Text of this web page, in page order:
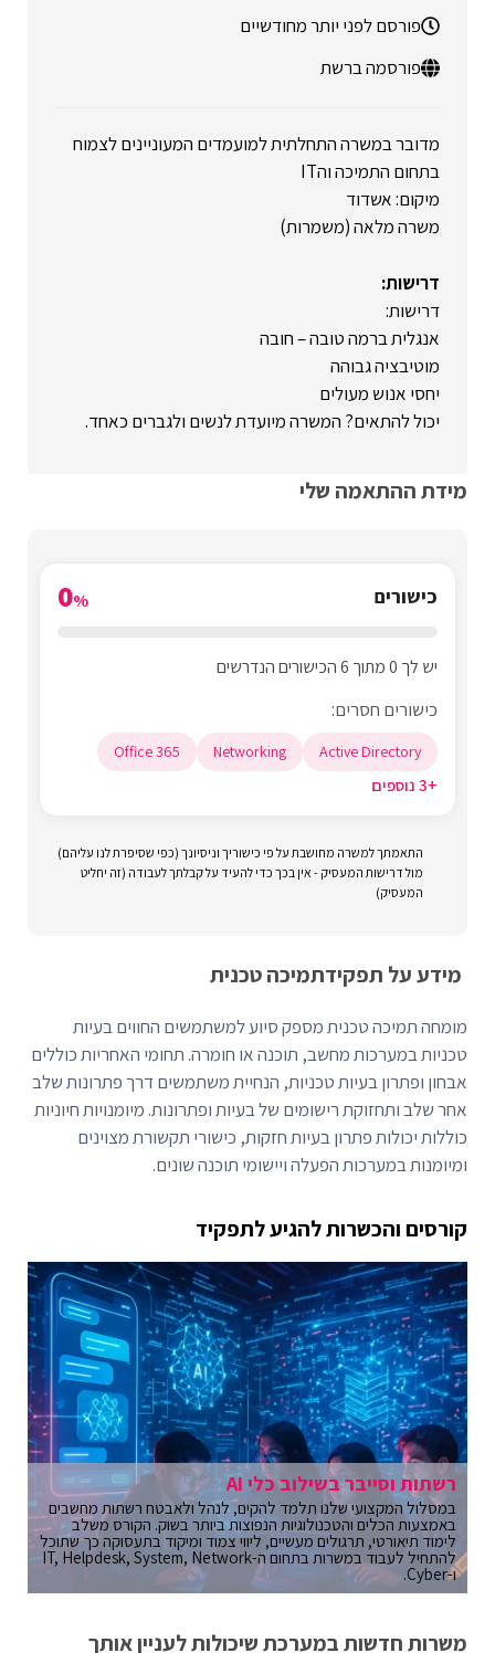
פורסם לפני יותר מחודשיים
פורסמה ברשת
מדובר במשרה התחלתית למועמדים המעוניינים לצמוח
בתחום התמיכה והIT
מיקום: אשדוד
משרה מלאה (משמרות)
דרישות:
דרישות:
אנגלית ברמה טובה – חובה
מוטיבציה גבוהה
יחסי אנוש מעולים
יכול להתאים? המשרה מיועדת לנשים ולגברים כאחד.
מידת ההתאמה שלי
כישורים 0%
יש לך 0 מתוך 6 הכישורים הנדרשים
כישורים חסרים:
Active Directory
Networking
Office 365
+3 נוספים
התאמתך למשרה מחושבת על פי כישוריך וניסיונך (כפי שסיפרת לנו עליהם)
מול דרישות המעסיק - אין בכך כדי להעיד על קבלתך לעבודה (זה יחליט
המעסיק)
מידע על תפקידתמיכה טכנית
מומחה תמיכה טכנית מספק סיוע למשתמשים החווים בעיות
טכניות במערכות מחשב, תוכנה או חומרה. תחומי האחריות כוללים
אבחון ופתרון בעיות טכניות, הנחיית משתמשים דרך פתרונות שלב
אחר שלב ותחזוקת רישומים של בעיות ופתרונות. מיומנויות חיוניות
כוללות יכולות פתרון בעיות חזקות, כישורי תקשורת מצוינים
ומיומנות במערכות הפעלה ויישומי תוכנה שונים.
קורסים והכשרות להגיע לתפקיד
רשתות וסייבר בשילוב כלי AI
במסלול המקצועי שלנו תלמד להקים, לנהל ולאבטח רשתות מחשבים
באמצעות הכלים והטכנולוגיות הנפוצות ביותר בשוק. הקורס משלב
לימוד תיאורטי, תרגולים מעשיים, ליווי צמוד ומיקוד בתעסוקה כך שתוכל
להתחיל לעבוד במשרות בתחום ה-IT, Helpdesk, System, Network
ו-Cyber.
משרות חדשות במערכת שיכולות לעניין אותך